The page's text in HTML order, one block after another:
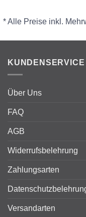
* Alle Preise inkl.
KUNDENSERVICE
Über Uns
FAQ
AGB
Widerrufsbelehrung
Zahlungsarten
Versandarten